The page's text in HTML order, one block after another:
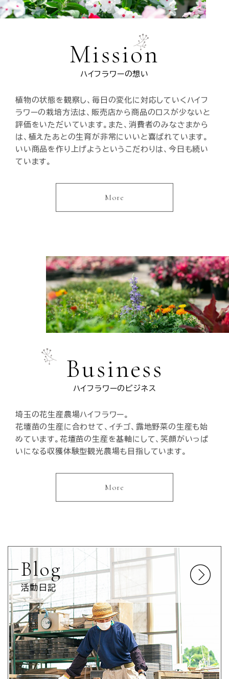
ご使用いただけます。
届きましたメールに関しましては
すので
返信がとどいていない方がいらっしゃるようでしたら
誠に恐れ入りますが、再度お問い合わせいただけますと
助かります。
こちらからのお問い合わせまたはお電話からも承ってお
農事組合法人ハイフラワー
今年もコスモスが満開に咲きました✨
入場料はかかりません。ピクニック、フォトスポットとして
ご利用可能です〇
→摘み取りも可能ですが、いちごハウス受付でお声掛け
皆さまの温かいご支援をよろしくお願いいたします。
Mission
ハイフラワーの想い
植物の状態を観察し、毎日の変化に対応していくハイフ
ラワーの栽培方法は、販売店から商品のロスが少ないと
評価をいただいています。また、消費者のみなさまから
は、植えたあとの生育が非常にいいと喜ばれています。
いい商品を作り上げようというこだわりは、今日も続い
ています。
More
Business
ハイフラワーのビジネス
埼玉の花生産農場ハイフラワー。
花壇苗の生産に合わせて、イチゴ、露地野菜の生産も始
めています。花壇苗の生産を基軸にして、笑顔がいっぱ
いになる収獲体験型観光農場も目指しています。
More
Blog
活動日記